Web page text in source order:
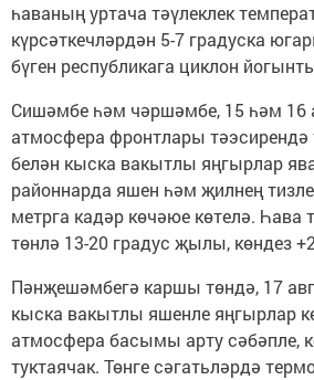
һаваның уртача тәүлеклек
күрсәткечләрдән 5-7 градуска
бүген республикага циклон
Сишәмбе һәм чәршәмбе, 15 һәм 16
атмосфера фронтлары
белән кыска вакытлы яңгырлар
районнарда яшен һәм җилнең
метрга кадәр көчәюе көтелә. Һава
төнлә 13-20 градус җылы, көндез
Пәнҗешәмбегә каршы төндә, 17
кыска вакытлы яшенле яңгырлар
атмосфера басымы арту сәбәпле,
туктаячак. Төнге сәгатьләрдә